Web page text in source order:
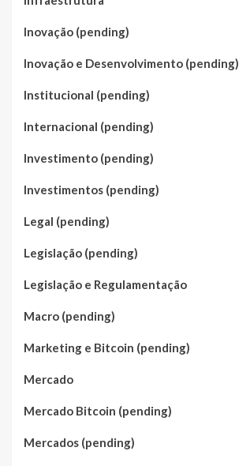
Inovação (pending)
Inovação e Desenvolvimento (pending)
Institucional (pending)
Internacional (pending)
Investimento (pending)
Investimentos (pending)
Legal (pending)
Legislação (pending)
Legislação e Regulamentação
Macro (pending)
Marketing e Bitcoin (pending)
Mercado
Mercado Bitcoin (pending)
Mercados (pending)